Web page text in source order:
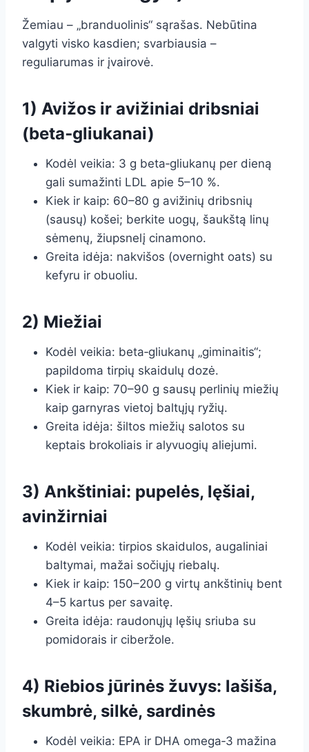
Žemiau – „branduolinis“ sąrašas. Nebūtina
valgyti visko kasdien; svarbiausia –
reguliarumas ir įvairovė.
1) Avižos ir avižiniai dribsniai
(beta‑gliukanai)
Kodėl veikia: 3 g beta‑gliukanų per dieną
gali sumažinti LDL apie 5–10 %.
Kiek ir kaip: 60–80 g avižinių dribsnių
(sausų) košei; berkite uogų, šaukštą linų
sėmenų, žiupsnelį cinamono.
Greita idėja: nakvišos (overnight oats) su
kefyru ir obuoliu.
2) Miežiai
Kodėl veikia: beta‑gliukanų „giminaitis“;
papildoma tirpių skaidulų dozė.
Kiek ir kaip: 70–90 g sausų perlinių miežių
kaip garnyras vietoj baltųjų ryžių.
Greita idėja: šiltos miežių salotos su
keptais brokoliais ir alyvuogių aliejumi.
3) Ankštiniai: pupelės, lęšiai,
avinžirniai
Kodėl veikia: tirpios skaidulos, augaliniai
baltymai, mažai sočiųjų riebalų.
Kiek ir kaip: 150–200 g virtų ankštinių bent
4–5 kartus per savaitę.
Greita idėja: raudonųjų lęšių sriuba su
pomidorais ir ciberžole.
4) Riebios jūrinės žuvys: lašiša,
skumbrė, silkė, sardinės
Kodėl veikia: EPA ir DHA omega‑3 mažina